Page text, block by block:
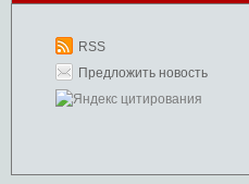
RSS
Предложить новость